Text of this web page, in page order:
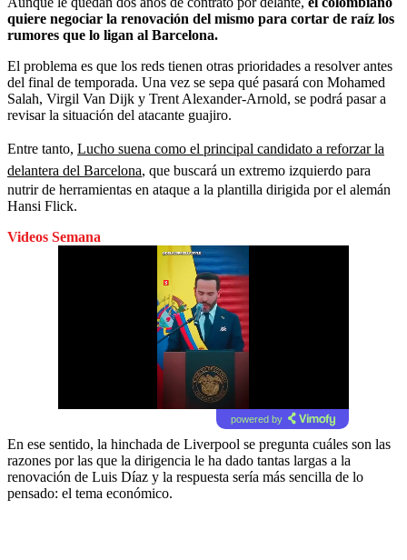
quiere negociar la renovación del mismo para cortar de raíz los
rumores que lo ligan al Barcelona.
El problema es que los reds tienen otras prioridades a resolver antes
del final de temporada. Una vez se sepa qué pasará con Mohamed
Salah, Virgil Van Dijk y Trent Alexander-Arnold, se podrá pasar a
revisar la situación del atacante guajiro.
Entre tanto, Lucho suena como el principal candidato a reforzar la
delantera del Barcelona, que buscará un extremo izquierdo para
nutrir de herramientas en ataque a la plantilla dirigida por el alemán
Hansi Flick.
Videos Semana
powered by
En ese sentido, la hinchada de Liverpool se pregunta cuáles son las
razones por las que la dirigencia le ha dado tantas largas a la
renovación de Luis Díaz y la respuesta sería más sencilla de lo
pensado: el tema económico.